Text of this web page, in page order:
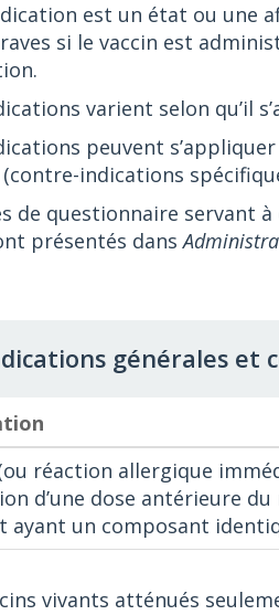
est un état ou une
si le vaccin est
varient selon qu’il
peuvent
indications
de questionnaire servant
présentés dans
générales et
réaction allergique
d’une dose antérieure du
ayant un composant
vivants atténués